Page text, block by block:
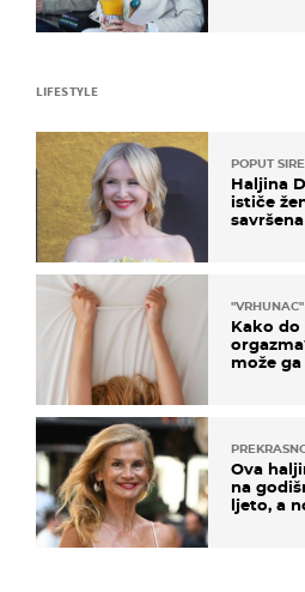
LIFESTYLE
POPUT
Haljina
ističe
"VRHUNAC"
Kako
može
Ova
na
ljeto, a